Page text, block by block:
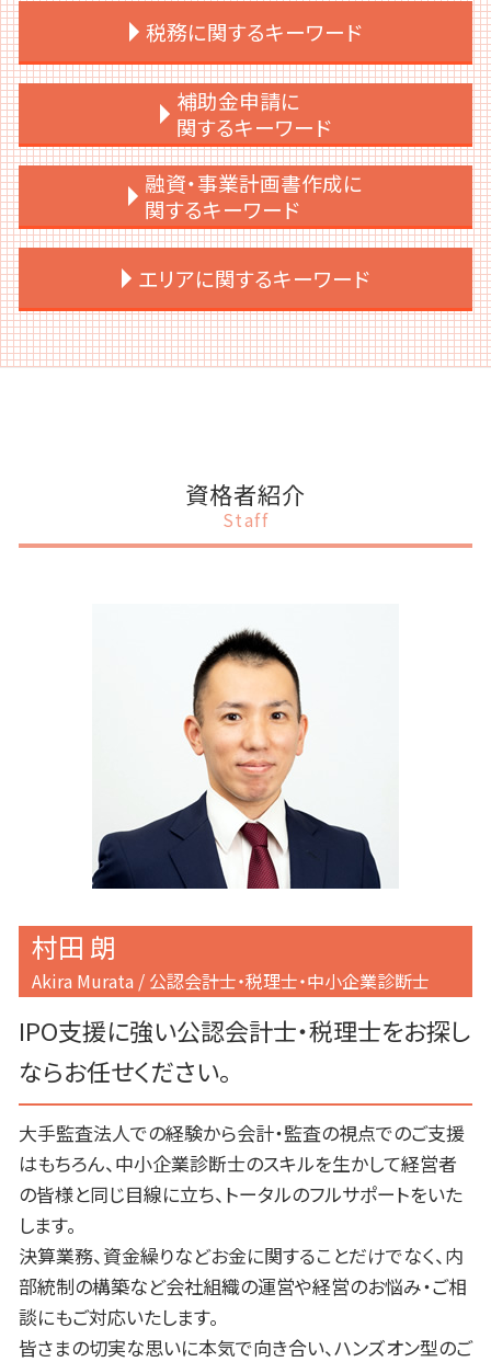
ipo ショートレビュー
上場後 資本政策
内部統制 3点セット
上場支援 コンサル
上場後 資金調達
ipoとは 上場
ipo 条件
上場準備 決算書
契約書 上場準備
ipo 監査法人
上場支援 税理士
上場後 サポート
会社設立 代行
会社設立 節税
会社設立 手続き
会社設立 税理士 相談
会社設立 どこに相談
会社設立 相談先
会社設立 費用
会社設立 必要書類
会社設立 代理人
会社設立 メリット 消費税
会社設立 流れ 自分で
会社設立 届出
会社設立 メリット
会社設立 タイミング
会社設立 流れ 資本金
税務に関するキーワード
税務顧問 必要
税務申告 法人
税務顧問 契約書
税務顧問契約
税務調査 法人税
法人税 赤字
税務調査 割合
税務申告 期限 法人
税務申告 時効
税務調査 売上規模
補助金申請に
関するキーワード
補助金助成金 個人事業主
給付金 補助金 助成金 違い
交付金 補助金 助成金 違い
補助金 スキーム
補助金 スケジュール
補助金 納付
補助金 一覧
補助金 オンライン申請
補助金 理由書 書き方
補助金 申請 代行
融資・事業計画書作成に
関するキーワード
事業計画書 設備資金
事業計画書 作成
事業計画書 個人事業主 融資
事業計画書 売上計画
事業計画書 資金調達
事業計画書 融資 銀行
事業計画書 何で作る
事業計画書 スケジュール
事業計画書 融資 起業
事業計画書 なんのため
エリアに関するキーワード
港区 事業計画書作成
目黒区 上場支援
渋谷区 会社設立
千代田区 補助金申請
渋谷区 補助金申請
千代田区 税務顧問
港区 税務調査対策
渋谷区 事業計画書作成
渋谷区 上場支援
資格者紹介
Staff
村田 朗
Akira Murata / 公認会計士・税理士・中小企業診断士
IPO支援に強い公認会計士・税理士をお探し
ならお任せください。
大手監査法人での経験から会計・監査の視点でのご支援
はもちろん、中小企業診断士のスキルを生かして経営者
の皆様と同じ目線に立ち、トータルのフルサポートをいた
します。
決算業務、資金繰りなどお金に関することだけでなく、内
部統制の構築など会社組織の運営や経営のお悩み・ご相
談にもご対応いたします。
皆さまの切実な思いに本気で向き合い、ハンズオン型のご